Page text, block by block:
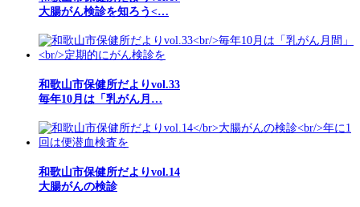
大腸がん検診を知ろう<…
和歌山市保健所だよりvol.33
毎年10月は「乳がん月…
和歌山市保健所だよりvol.14
大腸がんの検診